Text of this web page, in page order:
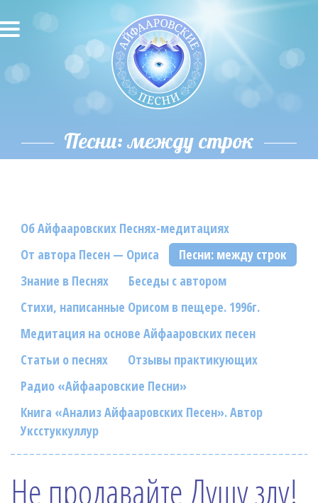
О песнях
Исполнители
Новости
Скачать
Контакты
Фотогалерея
In English
Видео
Ииссиидиология
Номера песен
Песни: между строк
Об Айфааровских Песнях-медитациях
От автора Песен — Ориса
Песни: между строк
Знание в Песнях
Беседы с автором
Стихи, написанные Орисом в пещере. 1996г.
Медитация на основе Айфааровских песен
Статьи о песнях
Отзывы практикующих
Радио «Айфааровские Песни»
Книга «Анализ Айфааровских Песен». Автор
Уксстуккуллур
Не продавайте Душу злу!